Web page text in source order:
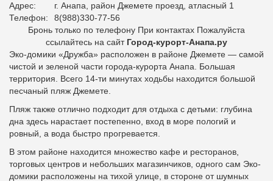
Адрес:
г. Анапа, район Джемете проезд, атласный 1
Телефон:
8(988)330-77-56
Бронь только по телефону При контактах Пожалуйста
ссылайтесь на сайт Город-курорт-Анапа.ру
Эко-домики «Дружба» расположен в районе Джемете — самой
чистой и зеленой части города-курорта Анапа. Большая
территория. Всего 14-ти минутах ходьбы находится большой
песчаный пляж Джемете.
Пляж также отлично подходит для отдыха с детьми: глубина
дна здесь нарастает постепенно, вход в море пологий и
ровный, а вода быстро прогревается.
В этом районе находится множество кафе и ресторанов,
торговых центров и небольших магазинчиков, одного сам Эко-
домики расположены на тихой улице, в стороне от шумных